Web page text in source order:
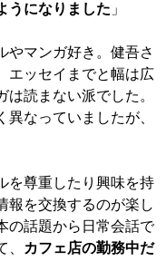
うになりました 」
マンガ好き。健吾さ
エッセイまでと幅は広
読まない派でした。
なっていましたが、
を尊重したり興味を持
報を交換するのが楽し
の話題から日常会話で
カフェ店の勤務中だ